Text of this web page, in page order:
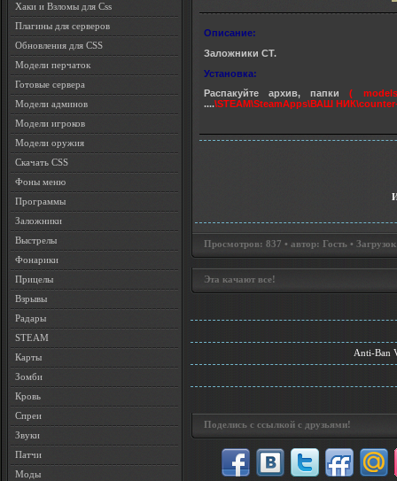
Хаки и Взломы для Css
Плагины для серверов
Обновления для CSS
Модели перчаток
Готовые сервера
Модели админов
Модели игроков
Модели оружия
Скачать CSS
Фоны меню
Программы
Заложники
Выстрелы
Фонарики
Прицелы
Взрывы
Радары
STEAM
Карты
Зомби
Кровь
Спреи
Звуки
Патчи
Моды
Описание:
Заложники CT.
Установка:
Распакуйте архив, папки
(
....\STEAM\SteamApps\ВАШ
Просмотров: 837 • автор: Гость •
Эта качают все!
Anti-Ban
Поделись с ссылкой с друзьями!